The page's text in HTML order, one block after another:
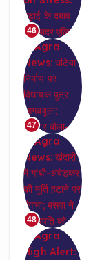
46
47
48